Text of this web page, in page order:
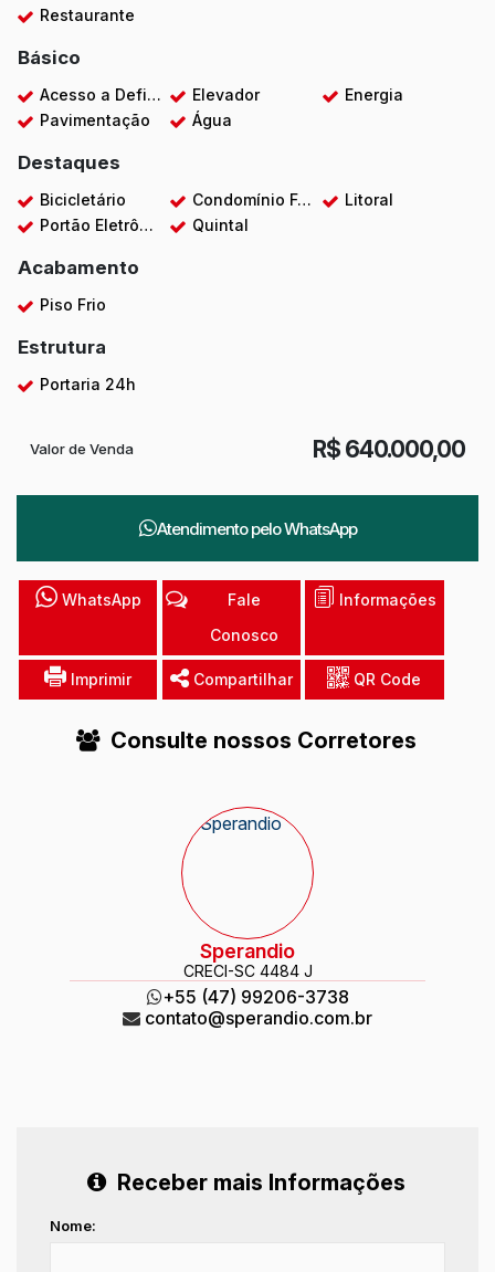
Restaurante
Básico
Acesso a Deficientes Elevador
Energia
Pavimentação
Água
Destaques
Bicicletário Condomínio Fechado
Litoral
Portão Eletrônico
Quintal
Acabamento
Piso Frio
Estrutura
Portaria 24h
R$ 640.000,00
Valor de Venda
Atendimento peloWhatsApp
WhatsApp
Fale
Conosco
Informações
Imprimir Compartilhar QR Code
Consulte nossos Corretores
Sperandio
CRECI-SC 4484 J
+55 (47) 99206-3738
contato@sperandio.com.br
Receber mais Informações
Nome: